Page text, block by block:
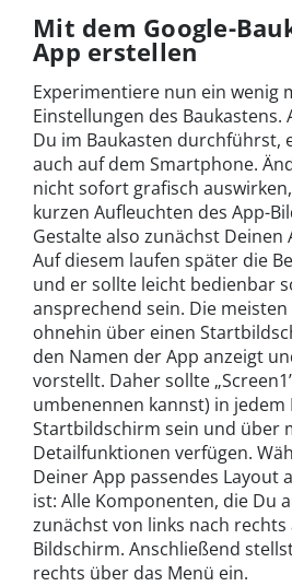
Mit dem Google-
App erstellen
Experimentiere nun ein wenig
Einstellungen des Baukastens.
Du im Baukasten durchführst,
auch auf dem Smartphone.
nicht sofort grafisch
kurzen Aufleuchten des App-
Gestalte also zunächst
Auf diesem laufen später die
und er sollte leicht bedienbar
ansprechend sein. Die
ohnehin über einen
den Namen der App anzeigt
vorstellt. Daher sollte
umbenennen kannst) in jedem
Startbildschirm sein und über
Detailfunktionen verfügen.
Deiner App passendes Layout
ist: Alle Komponenten, die Du
zunächst von links nach rechts
Bildschirm. Anschließend
rechts über das Menü ein.